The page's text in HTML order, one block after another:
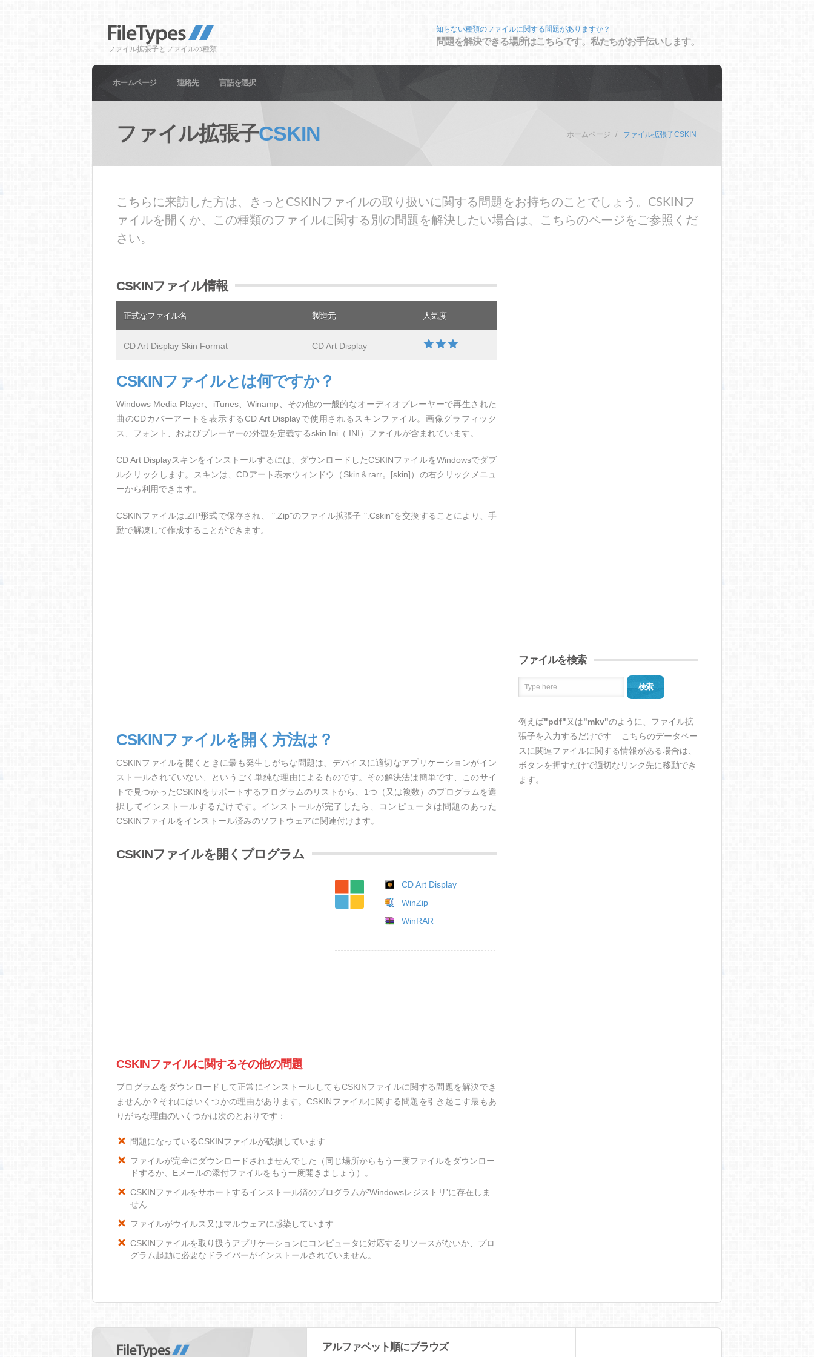
ファイル拡張子とファイルの種類
知らない種類のファイルに関する問題がありますか？
問題を解決できる場所はこちらです。私たちがお手伝いします。
ホームページ 連絡先 言語を選択
ファイル拡張子CSKIN ホームページ ファイル拡張子CSKIN
こちらに来訪した方は、きっとCSKINファイルの取り扱いに関する問題をお持ちのことでしょう。CSKINフ
ァイルを開くか、この種類のファイルに関する別の問題を解決したい場合は、こちらのページをご参照くだ
さい。
CSKINファイル情報
正式なファイル名 製造元 人気度
CD Art Display Skin Format CD Art Display
CSKINファイルとは何ですか？
Windows Media Player、iTunes、Winamp、その他の一般的なオーディオプレーヤーで再生された
曲のCDカバーアートを表示するCD Art Displayで使用されるスキンファイル。画像グラフィック
ス、フォント、およびプレーヤーの外観を定義するskin.Ini（.INI）ファイルが含まれています。
CD Art Displayスキンをインストールするには、ダウンロードしたCSKINファイルをWindowsでダブ
ルクリックします。スキンは、CDアート表示ウィンドウ（Skin＆rarr。[skin]）の右クリックメニュ
ーから利用できます。
CSKINファイルは.ZIP形式で保存され、 ".Zip"のファイル拡張子 ".Cskin"を交換することにより、手
動で解凍して作成することができます。
CSKINファイルを開く方法は？
CSKINファイルを開くときに最も発生しがちな問題は、デバイスに適切なアプリケーションがイン
ストールされていない、というごく単純な理由によるものです。その解決法は簡単です、このサイ
トで見つかったCSKINをサポートするプログラムのリストから、1つ（又は複数）のプログラムを選
択してインストールするだけです。インストールが完了したら、コンピュータは問題のあった
CSKINファイルをインストール済みのソフトウェアに関連付けます。
CSKINファイルを開くプログラム
CD Art Display
WinZip
WinRAR
CSKINファイルに関するその他の問題
プログラムをダウンロードして正常にインストールしてもCSKINファイルに関する問題を解決でき
ませんか？それにはいくつかの理由があります。CSKINファイルに関する問題を引き起こす最もあ
りがちな理由のいくつかは次のとおりです：
問題になっているCSKINファイルが破損しています
ファイルが完全にダウンロードされませんでした（同じ場所からもう一度ファイルをダウンロー
ドするか、Eメールの添付ファイルをもう一度開きましょう）。
CSKINファイルをサポートするインストール済のプログラムが'Windowsレジストリ'に存在しま
せん
ファイルがウイルス又はマルウェアに感染しています
CSKINファイルを取り扱うアプリケーションにコンピュータに対応するリソースがないか、プロ
グラム起動に必要なドライバーがインストールされていません。
ファイルを検索
検索
例えば"pdf"又は"mkv"のように、ファイル拡
張子を入力するだけです – こちらのデータベー
スに関連ファイルに関する情報がある場合は、
ボタンを押すだけで適切なリンク先に移動でき
ます。
アルファベット順にブラウズ